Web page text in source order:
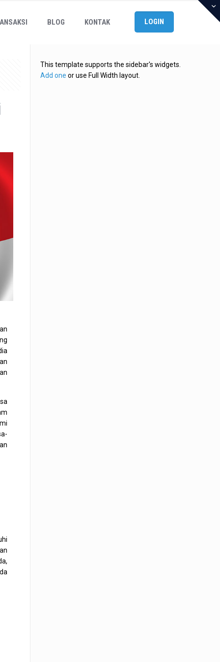
BLOG KONTAK LOGIN
This template supports the sidebar's widgets.
Add one or use Full Width layout.